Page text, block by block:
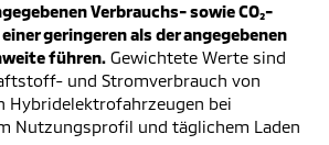
Verbrauchs- sowie CO₂-
geringeren als der angegebenen
führen. Gewichtete Werte sind
und Stromverbrauch von
Hybridelektrofahrzeugen bei
Nutzungsprofil und täglichem Laden